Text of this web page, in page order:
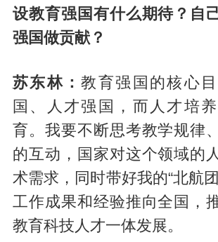
设教育强国有什么期待？自
强国做贡献？
苏东林：教育强国的核心
国、人才强国，而人才培
育。我要不断思考教学规律
的互动，国家对这个领域的
术需求，同时带好我的“北航
工作成果和经验推向全国，
教育科技人才一体发展。